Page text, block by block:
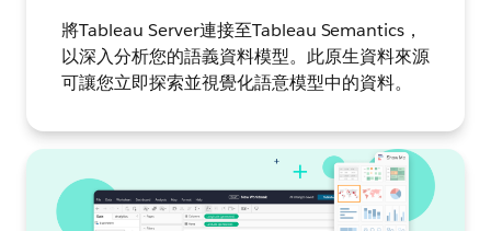
將Tableau Server連接至Tableau Semantics，
以深入分析您的語義資料模型。此原生資料來源
可讓您立即探索並視覺化語意模型中的資料。